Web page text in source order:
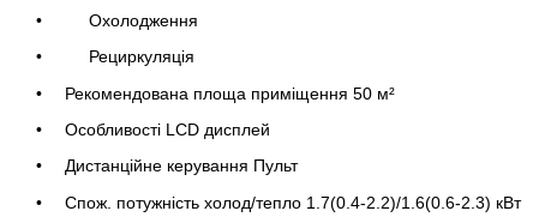
Охолодження
Рециркуляція
Рекомендована площа приміщення 50 м²
Особливості LCD дисплей
Дистанційне керування Пульт
Спож. потужність холод/тепло 1.7(0.4-2.2)/1.6(0.6-2.3) кВт